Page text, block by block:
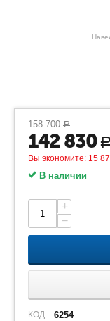
158 700 Р
142 830 Р
Вы экономите: 15
В наличии
+
−
КОД: 6254